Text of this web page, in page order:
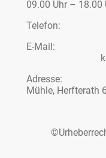
09.00 Uhr – 18.00
Telefon:
E-Mail:
Mühle, Herfterath